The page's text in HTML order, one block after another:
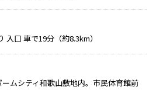
入口 車で19分（約8.3km）
ムシティ和歌山敷地内。市民体育館前